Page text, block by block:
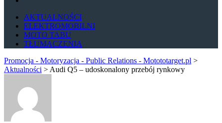
AKTUALNOŚCI
ELEKTROMOBILNI
MOTO TABU
TŁUMACZENIA
Promocja - Motoryzacja - Public Relations - Motototarget.pl >
Aktualności > Audi Q5 – udoskonalony przebój rynkowy